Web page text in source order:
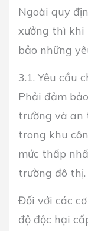
Ngoài quy
xưởng thì khi
bảo những
3.1. Yêu cầu
Phải đảm
trường và an
trong khu
mức thấp
trường đô thị.
Đối với các
độ độc hại